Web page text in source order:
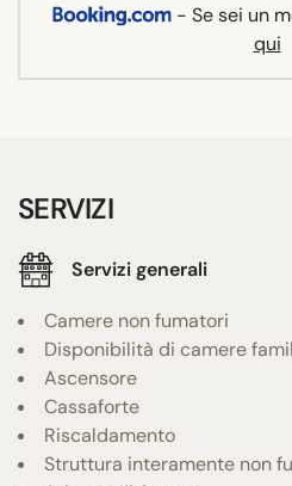
- Se sei un
qui
SERVIZI
Servizi generali
Camere non fumatori
Disponibilità di camere
Ascensore
Cassaforte
Riscaldamento
Struttura interamente non